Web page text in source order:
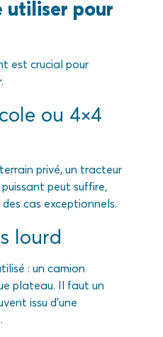
utiliser pour
est crucial pour
ou 4×4
privé, un tracteur
peut suffire,
cas exceptionnels.
lourd
: un camion
plateau. Il faut un
issu d’une